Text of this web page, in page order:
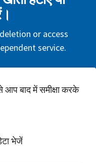
or access
service.
आप बाद में समीक्षा करके
भेजें